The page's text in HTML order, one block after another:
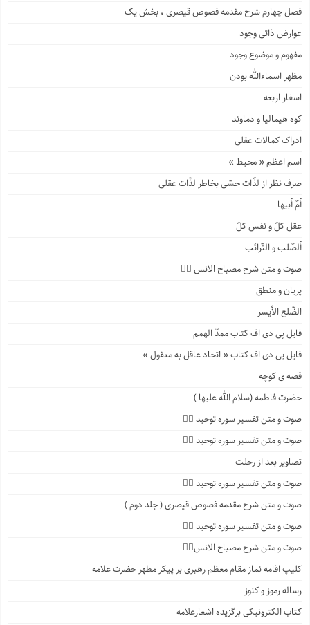
فصل چهارم شرح مقدمه فصوص قیصری ، بخش یک
عوارض ذاتی وجود
مفهوم و موضوع وجود
مظهر اسماءالله بودن
اسفار اربعه
کوه هیمالیا و دماوند
ادراک کمالات عقلی
اسم اعظم « محیط »
صرف نظر از لذّات حسّی بخاطر لذّات عقلی
أمّ أبیها
عقل کلّ و نفس کلّ
ألصّلب و التّرائب
صوت و متن شرح مصباح الانس ۹️⃣
پریان و منطق
الضّلع الأیسر
فایل پی دی اف کتاب ممدّ الهمم
فایل پی دی اف کتاب « اتحاد عاقل به معقول »
قصه ی کوچه
حضرت فاطمه (سلام الله علیها )
صوت و متن تفسیر سوره توحید ۴️⃣
صوت و متن تفسیر سوره توحید ۳️⃣
تصاویر بعد از رحلت
صوت و متن تفسیر سوره توحید ۲️⃣
صوت و متن شرح مقدمه فصوص قیصری ( جلد دوم )
صوت و متن تفسیر سوره توحید ۱️⃣
صوت و متن شرح مصباح الانس۸⃣
کلیپ اقامه نماز مقام معظم رهبری بر پیکر مطهر حضرت علامه
رساله رموز و کنوز
کتاب الکترونیکی برگزیده اشعارعلامه